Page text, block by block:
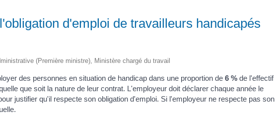
d'emploi de travailleurs handicapés
(Première ministre), Ministère chargé du travail
des personnes en situation de handicap dans une proportion de 6 % de l'effectif
que soit la nature de leur contrat. L'employeur doit déclarer chaque année le
justifier qu'il respecte son obligation d'emploi. Si l'employeur ne respecte pas son